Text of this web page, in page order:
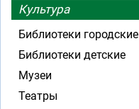
Культура
Библиотеки городские
Библиотеки детские
Музеи
Театры